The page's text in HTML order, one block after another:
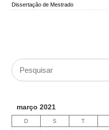
Dissertação de Mestrado
março 2021
D S T